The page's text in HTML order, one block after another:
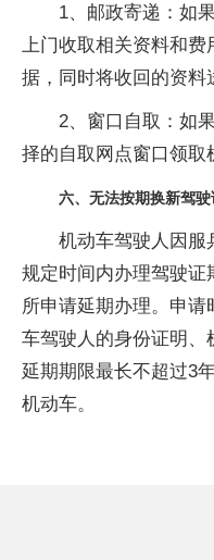
1、邮政寄递：如
上门收取相关资料和
据，同时将收回的资料
2、窗口自取：如
择的自取网点窗口领取
六、无法按期换新驾
机动车驾驶人因服
规定时间内办理驾驶证
所申请延期办理。申
车驾驶人的身份证明、
延期期限最长不超过3
机动车。